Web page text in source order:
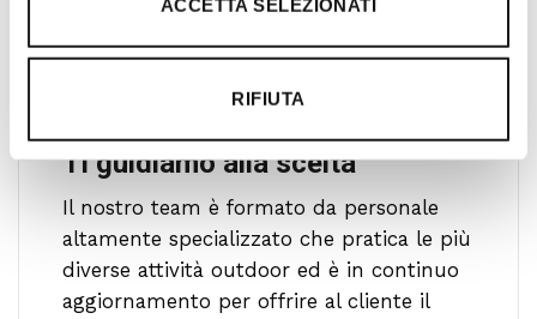
ACCETTA SELEZIONATI
RIFIUTA
Ti guidiamo alla scelta
Il nostro team è formato da personale
altamente specializzato che pratica le più
diverse attività outdoor ed è in continuo
aggiornamento per offrire al cliente il